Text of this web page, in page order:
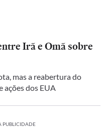
Irã e Omã sobre
mas a reabertura do
ações dos EUA
PUBLICIDADE